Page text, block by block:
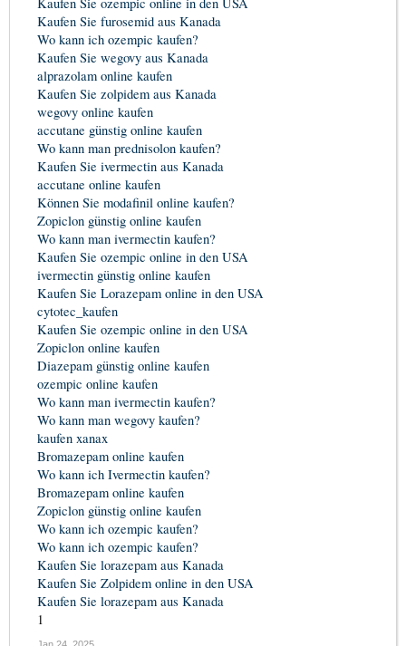
Kaufen Sie furosemid aus Kanada
Wo kann ich ozempic kaufen?
Kaufen Sie wegovy aus Kanada
alprazolam online kaufen
Kaufen Sie zolpidem aus Kanada
wegovy online kaufen
accutane günstig online kaufen
Wo kann man prednisolon kaufen?
Kaufen Sie ivermectin aus Kanada
accutane online kaufen
Können Sie modafinil online kaufen?
Zopiclon günstig online kaufen
Wo kann man ivermectin kaufen?
Kaufen Sie ozempic online in den USA
ivermectin günstig online kaufen
Kaufen Sie Lorazepam online in den USA
cytotec_kaufen
Kaufen Sie ozempic online in den USA
Zopiclon online kaufen
Diazepam günstig online kaufen
ozempic online kaufen
Wo kann man ivermectin kaufen?
Wo kann man wegovy kaufen?
kaufen xanax
Bromazepam online kaufen
Wo kann ich Ivermectin kaufen?
Bromazepam online kaufen
Zopiclon günstig online kaufen
Wo kann ich ozempic kaufen?
Wo kann ich ozempic kaufen?
Kaufen Sie lorazepam aus Kanada
Kaufen Sie Zolpidem online in den USA
Kaufen Sie lorazepam aus Kanada
1